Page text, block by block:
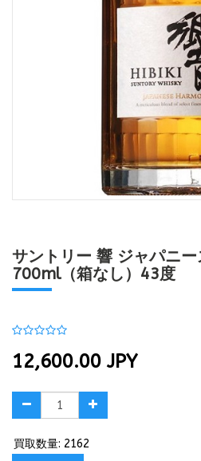
サントリー 響 ジャパニ
700ml（箱なし）43度
12,600.00 JPY
買取数量: 2162